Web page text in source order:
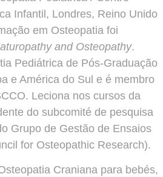
Infantil, Londres, Reino Unido
em Osteopatia foi
and Osteopathy.
Pediátrica de Pós-Graduação
e América do Sul e é membro
Leciona nos cursos da
do subcomité de pesquisa
Grupo de Gestão de Ensaios
for Osteopathic Research).
Craniana para bebés,